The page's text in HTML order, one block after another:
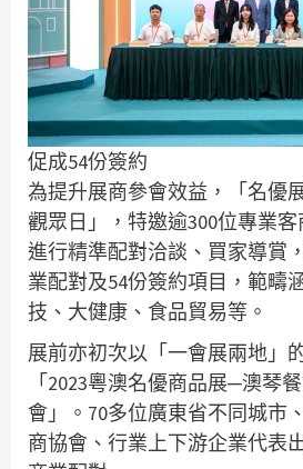
促成54份簽約
為提升展商參會效益，「名優
觀眾日」，特邀逾300位專業
進行精準配對洽談、買家導賞
業配對及54份簽約項目，範疇
技、大健康、食品貿易等。
展前亦初次以「一會展兩地」
「2023粵澳名優商品展─澳琴
會」。70多位廣東省不同城市
商協會、行業上下游企業代表